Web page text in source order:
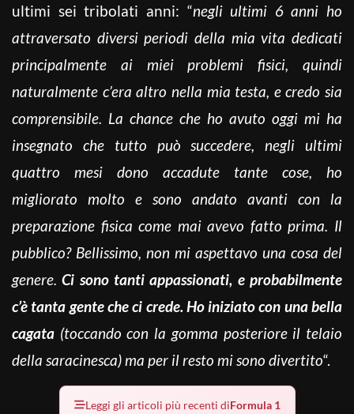
ultimi sei tribolati anni: “negli ultimi 6 anni ho
attraversato diversi periodi della mia vita dedicati
principalmente ai miei problemi fisici, quindi
naturalmente c’era altro nella mia testa, e credo sia
comprensibile. La chance che ho avuto oggi mi ha
insegnato che tutto può succedere, negli ultimi
quattro mesi dono accadute tante cose, ho
migliorato molto e sono andato avanti con la
preparazione fisica come mai avevo fatto prima. Il
pubblico? Bellissimo, non mi aspettavo una cosa del
genere.Ci sono tanti appassionati, e probabilmente
c’è tanta gente che ci crede. Ho iniziato con una bella
cagata (toccando con la gomma posteriore il telaio
della saracinesca) ma per il resto mi sono divertito“.
Leggi gli articoli più recenti diFormula 1